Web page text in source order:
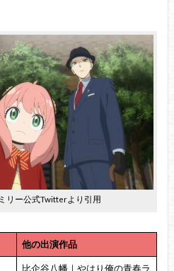
リー公式Twitterより引用
他の出演作品
比企谷八幡｜やはり俺の青春ラ